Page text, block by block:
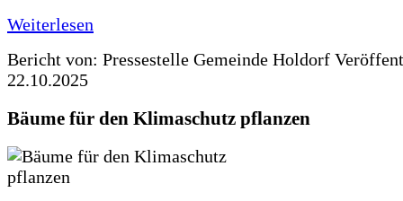
Weiterlesen
Bericht von: Pressestelle Gemeinde Holdorf
22.10.2025
Bäume für den Klimaschutz pflanzen